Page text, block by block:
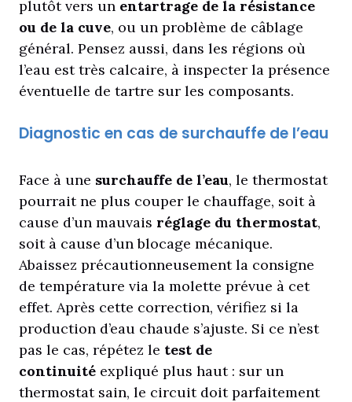
plutôt vers un entartrage de la résistance
ou de la cuve, ou un problème de câblage
général. Pensez aussi, dans les régions où
l’eau est très calcaire, à inspecter la présence
éventuelle de tartre sur les composants.
Diagnostic en cas de surchauffe de l’eau
Face à une surchauffe de l’eau, le thermostat
pourrait ne plus couper le chauffage, soit à
cause d’un mauvais réglage du thermostat,
soit à cause d’un blocage mécanique.
Abaissez précautionneusement la consigne
de température via la molette prévue à cet
effet. Après cette correction, vérifiez si la
production d’eau chaude s’ajuste. Si ce n’est
pas le cas, répétez le test de
continuité expliqué plus haut : sur un
thermostat sain, le circuit doit parfaitement